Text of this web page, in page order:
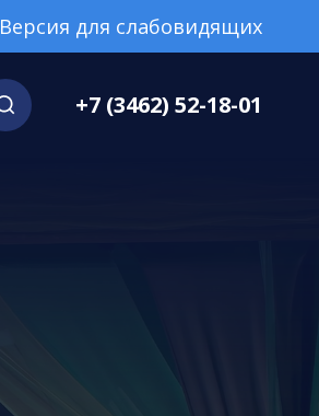
Версия для слабовидящих
+7 (3462) 52-18-01